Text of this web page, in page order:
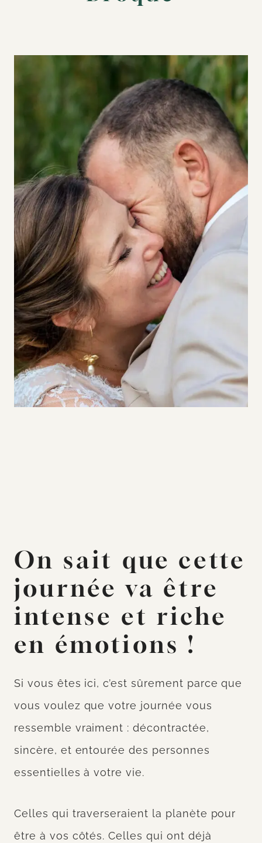
On sait que cette
journée va être
intense et riche
en émotions !
Si vous êtes ici, c’est sûrement parce que
vous voulez que votre journée vous
ressemble vraiment : décontractée,
sincère, et entourée des personnes
essentielles à votre vie.
Celles qui traverseraient la planète pour
être à vos côtés. Celles qui ont déjà